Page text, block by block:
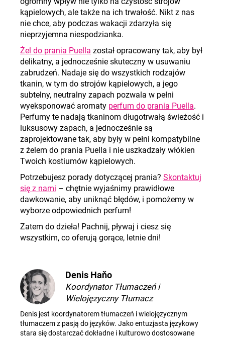
kąpielowych, ale także na ich trwałość. Nikt z nas
nie chce, aby podczas wakacji zdarzyła się
nieprzyjemna niespodzianka.
Żel do prania Puella został opracowany tak, aby był
delikatny, a jednocześnie skuteczny w usuwaniu
zabrudzeń. Nadaje się do wszystkich rodzajów
tkanin, w tym do strojów kąpielowych, a jego
subtelny, neutralny zapach pozwala w pełni
wyeksponować aromaty perfum do prania Puella.
Perfumy te nadają tkaninom długotrwałą świeżość i
luksusowy zapach, a jednocześnie są
zaprojektowane tak, aby były w pełni kompatybilne
z żelem do prania Puella i nie uszkadzały włókien
Twoich kostiumów kąpielowych.
Potrzebujesz porady dotyczącej prania? Skontaktuj
się z nami – chętnie wyjaśnimy prawidłowe
dawkowanie, aby uniknąć błędów, i pomożemy w
wyborze odpowiednich perfum!
Zatem do dzieła! Pachnij, pływaj i ciesz się
wszystkim, co oferują gorące, letnie dni!
Denis Haňo
Koordynator Tłumaczeń i
Wielojęzyczny Tłumacz
Denis jest koordynatorem tłumaczeń i wielojęzycznym
tłumaczem z pasją do języków. Jako entuzjasta językowy
stara się dostarczać dokładne i kulturowo dostosowane